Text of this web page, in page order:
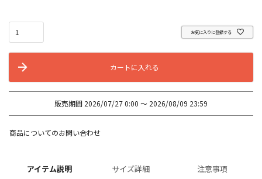
お気に入りに登録する
カートに入れる
販売期間 2026/07/27 0:00 〜 2026/08/09 23:59
商品についてのお問い合わせ
アイテム説明 サイズ詳細 注意事項